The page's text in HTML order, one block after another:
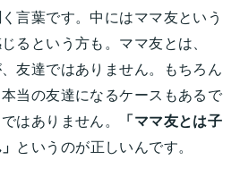
言葉です。中にはママ友という
るという方も。ママ友とは、
、友達ではありません。もちろん
当の友達になるケースもあるで
はありません。
「ママ友とは子
というのが正しいんです。